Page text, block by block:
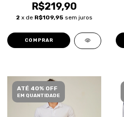
R$219,90
2 x de R$109,95 sem juros
COMPRAR
ATÉ 40% OFF
EM QUANTIDADE